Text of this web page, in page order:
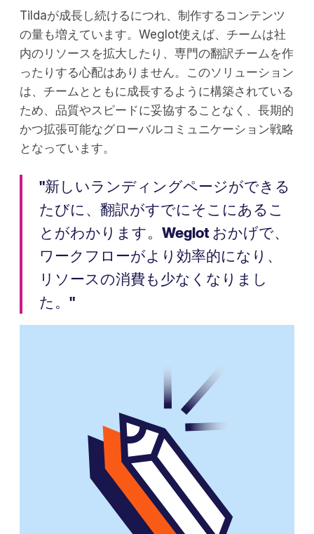
Tildaが成長し続けるにつれ、制作するコンテンツ
の量も増えています。Weglot使えば、チームは社
内のリソースを拡大したり、専門の翻訳チームを作
ったりする心配はありません。このソリューション
は、チームとともに成長するように構築されている
ため、品質やスピードに妥協することなく、長期的
かつ拡張可能なグローバルコミュニケーション戦略
となっています。
"新しいランディングページができる
たびに、翻訳がすでにそこにあるこ
とがわかります。Weglot おかげで、
ワークフローがより効率的になり、
リソースの消費も少なくなりまし
た。"